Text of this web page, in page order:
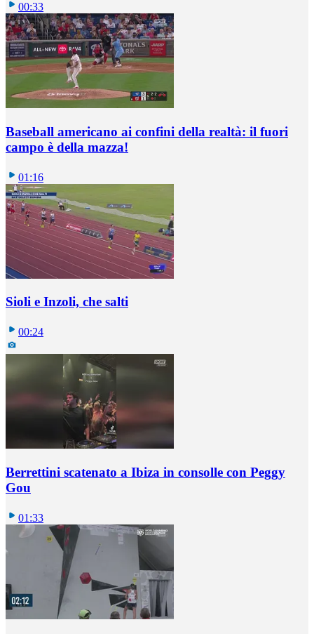
00:33
Baseball americano ai confini della realtà: il fuori
campo è della mazza!
01:16
Sioli e Inzoli, che salti
00:24
Berrettini scatenato a Ibiza in consolle con Peggy
Gou
01:33